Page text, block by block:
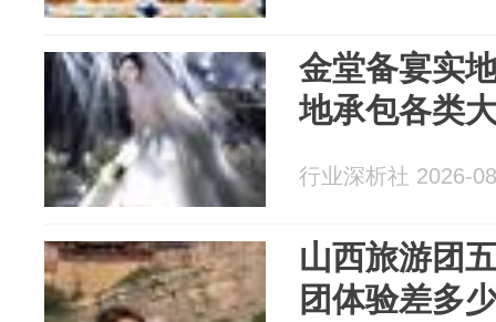
金堂备宴实
地承包各类
行业深析社 2026-
山西旅游团
团体验差多